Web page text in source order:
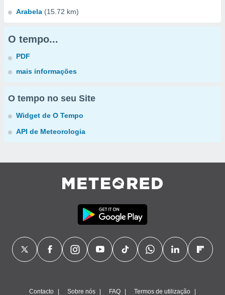
Arabela (15.72 km)
O tempo...
PDF
mais informações
O tempo no seu Site
Widget de O Tempo
API de Meteorologia
Contacto Sobre nós FAQ Termos de utilização